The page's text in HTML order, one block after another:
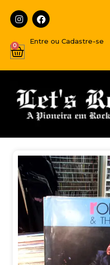
Entre ou Cadastre-se
0